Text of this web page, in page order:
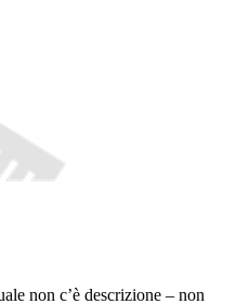
non c’è descrizione – non